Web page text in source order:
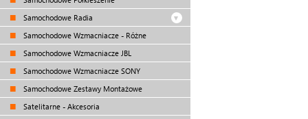
Samochodowe Radia
Samochodowe Wzmacniacze - Różne
Samochodowe Wzmacniacze JBL
Samochodowe Wzmacniacze SONY
Samochodowe Zestawy Montażowe
Satelitarne - Akcesoria